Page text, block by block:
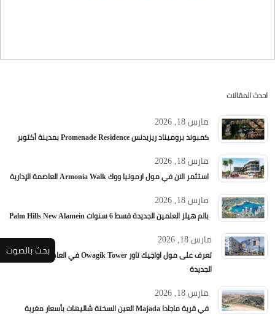
احدث المقالات
مارس 18, 2026
كمبوند بروميناد ريزيدنس Promenade Residence بمدينة أكتوبر
مارس 18, 2026
استثمر الان في مول ارمونيا ووك Armonia Walk العاصمة الإدارية
مارس 18, 2026
بالم هيلز العلمين الجديدة قسط 6 سنوات Palm Hills New Alamein
مارس 18, 2026
تعرف على مول اواجيك تاور Owagik Tower في العاصمة الإدارية
الجديدة
مارس 18, 2026
في قرية ماجادا Majada العين السخنة شاليهات بأسعار مغرية
بحث بالصوت